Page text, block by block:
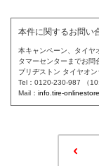
本件に関するお問い
本キャンペーン、タイヤ
タマーセンターまでお問
ブリヂストン タイヤオ
Tel：0120-230-987 （
Mail： info.tire-